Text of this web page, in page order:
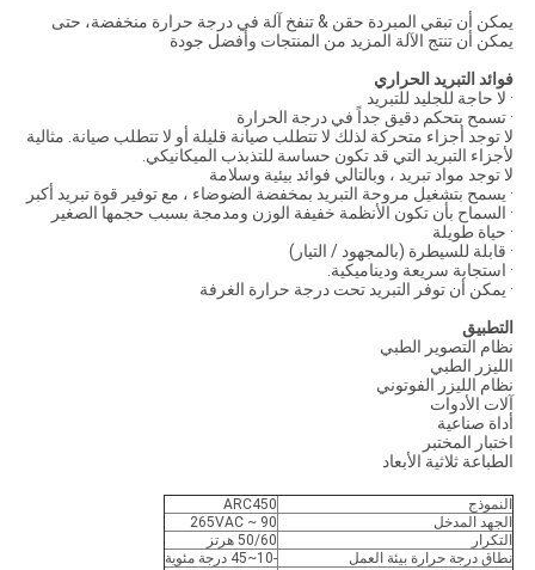
يمكن أن تبقي المبردة حقن & تنفخ آلة في درجة حرارة منخفضة، حتى
يمكن أن تنتج الآلة المزيد من المنتجات وأفضل جودة
فوائد التبريد الحراري
· لا حاجة للجليد للتبريد
· تسمح بتحكم دقيق جداً في درجة الحرارة
لا توجد أجزاء متحركة لذلك لا تتطلب صيانة قليلة أو لا تتطلب صيانة. مثالية
لأجزاء التبريد التي قد تكون حساسة للتذبذب الميكانيكي.
لا توجد مواد تبريد ، وبالتالي فوائد بيئية وسلامة
· يسمح بتشغيل مروحة التبريد بمخفضة الضوضاء ، مع توفير قوة تبريد أكبر
· السماح بأن تكون الأنظمة خفيفة الوزن ومدمجة بسبب حجمها الصغير
· حياة طويلة
· قابلة للسيطرة (بالمجهود / التيار)
· استجابة سريعة وديناميكية.
· يمكن أن توفر التبريد تحت درجة حرارة الغرفة
التطبيق
نظام التصوير الطبي
الليزر الطبي
نظام الليزر الفوتوني
آلات الأدوات
أداة صناعية
اختبار المختبر
الطباعة ثلاثية الأبعاد
النموذج
ARC450
الجهد المدخل
90 ~ 265VAC
التكرار
50/60 هرتز
نطاق درجة حرارة بيئة العمل
-10~45 درجة مئوية